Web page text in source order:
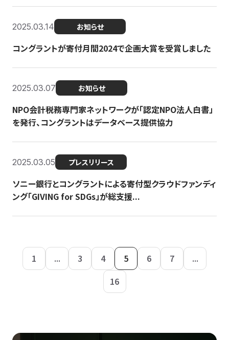
2025.03.14 お知らせ
コングラントが寄付月間2024で企画大賞を受賞しました
2025.03.07 お知らせ
NPO会計税務専門家ネットワークが「認定NPO法人白書」
を発行、コングラントはデータベース提供協力
2025.03.05 プレスリリース
ソニー銀行とコングラントによる寄付型クラウドファンディ
ング「GIVING for SDGs」が総支援...
1 ... 3 4 5 6 7
...
16